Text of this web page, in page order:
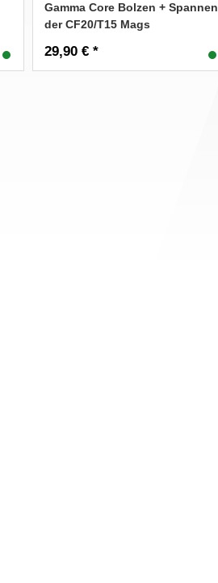
Gamma Core Bolzen + Spannen
der CF20/T15 Mags
29,90 € *